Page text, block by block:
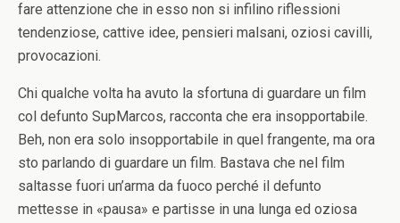
fare attenzione che in esso non si infilino riflessioni
tendenziose, cattive idee, pensieri malsani, oziosi cavilli,
provocazioni.
Chi qualche volta ha avuto la sfortuna di guardare un film
col defunto SupMarcos, racconta che era insopportabile.
Beh, non era solo insopportabile in quel frangente, ma ora
sto parlando di guardare un film. Bastava che nel film
saltasse fuori un’arma da fuoco perché il defunto
mettesse in «pausa» e partisse in una lunga ed oziosa